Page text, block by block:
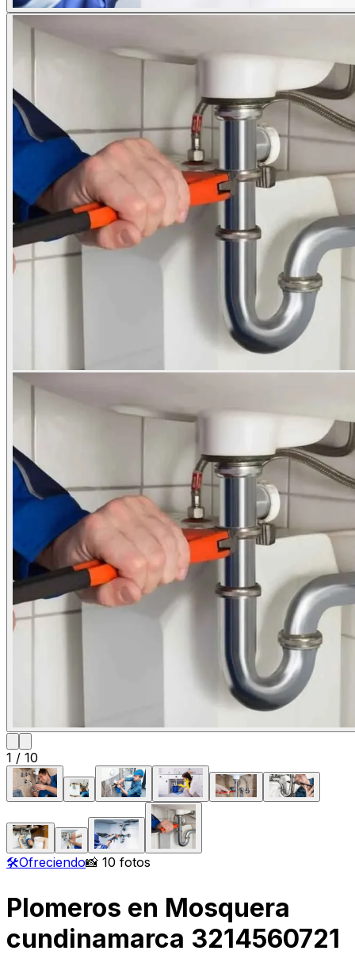
1 / 10
🛠️Ofreciendo📸 10 fotos
Plomeros en Mosquera
cundinamarca 3214560721